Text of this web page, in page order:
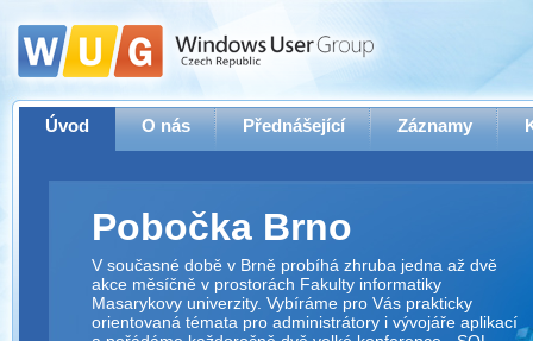
Úvod O nás Přednášející Záznamy
Pobočka Brno
V současné době v Brně probíhá zhruba jedna až dvě
akce měsíčně v prostorách Fakulty informatiky
Masarykovy univerzity. Vybíráme pro Vás prakticky
orientovaná témata pro administrátory i vývojáře aplikací